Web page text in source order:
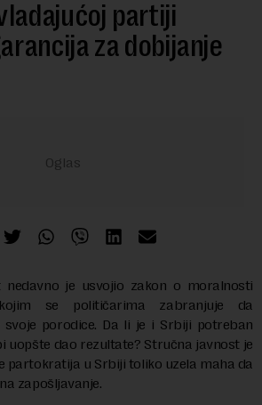
partiji
za dobijanje
nedavno je usvojio zakon o moralnosti
se političarima zabranjuje da
svoje porodice. Da li je i Srbiji potreban
uopšte dao rezultate? Stručna javnost je
partokratija u Srbiji toliko uzela maha da
zapošljavanje.